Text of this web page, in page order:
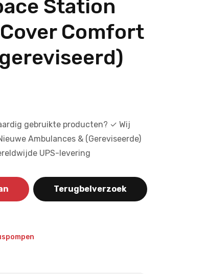
Station
Comfort
gebruikte producten? ✓ Wij
Ambulances & (Gereviseerde)
UPS-levering
Terugbelverzoek